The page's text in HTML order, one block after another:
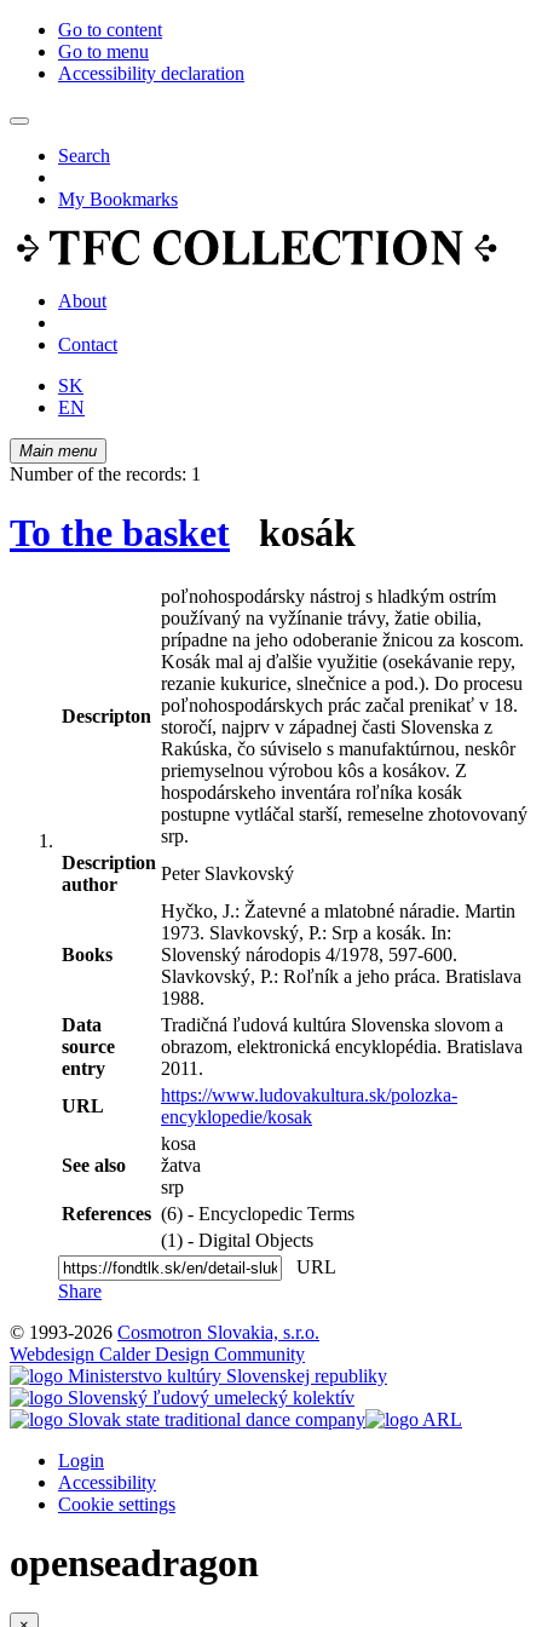
Go to content
Go to menu
Accessibility declaration
Search
My Bookmarks
About
Contact
SK
EN
Main menu
Number of the records: 1
To the basket kosák
Descripton
poľnohospodársky nástroj s hladkým ostrím
používaný na vyžínanie trávy, žatie obilia,
prípadne na jeho odoberanie žnicou za koscom.
Kosák mal aj ďalšie využitie (osekávanie repy,
rezanie kukurice, slnečnice a pod.). Do procesu
poľnohospodárskych prác začal prenikať v 18.
storočí, najprv v západnej časti Slovenska z
Rakúska, čo súviselo s manufaktúrnou, neskôr
priemyselnou výrobou kôs a kosákov. Z
hospodárskeho inventára roľníka kosák
postupne vytláčal starší, remeselne zhotovovaný
srp.
Description
author
Peter Slavkovský
Books
Hyčko, J.: Žatevné a mlatobné náradie. Martin
1973. Slavkovský, P.: Srp a kosák. In:
Slovenský národopis 4/1978, 597-600.
Slavkovský, P.: Roľník a jeho práca. Bratislava
1988.
Data
source
entry
Tradičná ľudová kultúra Slovenska slovom a
obrazom, elektronická encyklopédia. Bratislava
2011.
URL
https://www.ludovakultura.sk/polozka-
encyklopedie/kosak
See also
kosa
žatva
srp
References (6) - Encyclopedic Terms
(1) - Digital Objects
URL
Share
© 1993-2026 Cosmotron Slovakia, s.r.o.
Webdesign Calder Design Community
Login
Accessibility
Cookie settings
openseadragon